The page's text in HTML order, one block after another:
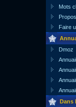
Mots
Faire
Dmoz
Dans